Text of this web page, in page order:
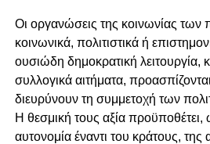
Οι οργανώσεις της κοινωνίας των
κοινωνικά, πολιτιστικά ή
ουσιώδη δημοκρατική λειτουργία,
συλλογικά αιτήματα,
διευρύνουν τη συμμετοχή των
Η θεσμική τους αξία
αυτονομία έναντι του κράτους, της